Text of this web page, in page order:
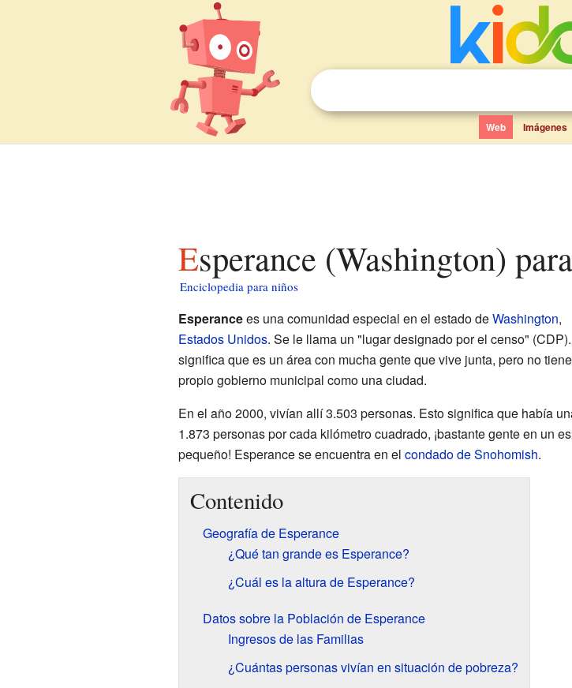
Web Imágenes
Esperance (Washington)
Enciclopedia para niños
Esperancees una comunidad especial en el estado deWashington,
Estados Unidos. Se le llama un "lugar designado por el censo"
significa que es un área con mucha gente que vive junta, pero no
propio gobierno municipal como una ciudad.
En el año 2000, vivían allí 3.503 personas. Esto significa que había
1.873 personas por cada kilómetro cuadrado, ¡bastante gente en un
pequeño! Esperance se encuentra en el condado de Snohomish.
Contenido
Geografía de Esperance
¿Qué tan grande es Esperance?
¿Cuál es la altura de Esperance?
Datos sobre la Población de Esperance
Ingresos de las Familias
¿Cuántas personas vivían en situación de pobreza?